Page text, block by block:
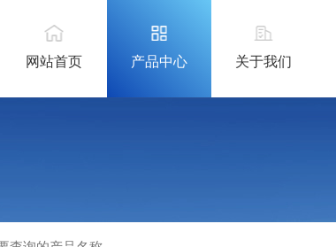
网站首页 产品中心 关于我们